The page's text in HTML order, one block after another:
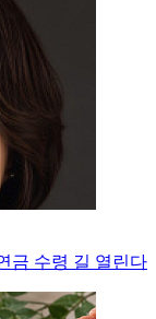
금 수령 길 열린다